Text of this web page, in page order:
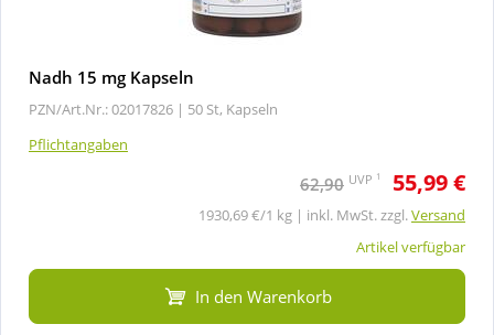
Nadh 15 mg Kapseln
PZN/Art.Nr.: 02017826 | 50 St, Kapseln
Pflichtangaben
62,90 UVP 1 55,99 €
1930,69 €/1 kg | inkl. MwSt. zzgl.Versand
Artikel verfügbar
In den Warenkorb